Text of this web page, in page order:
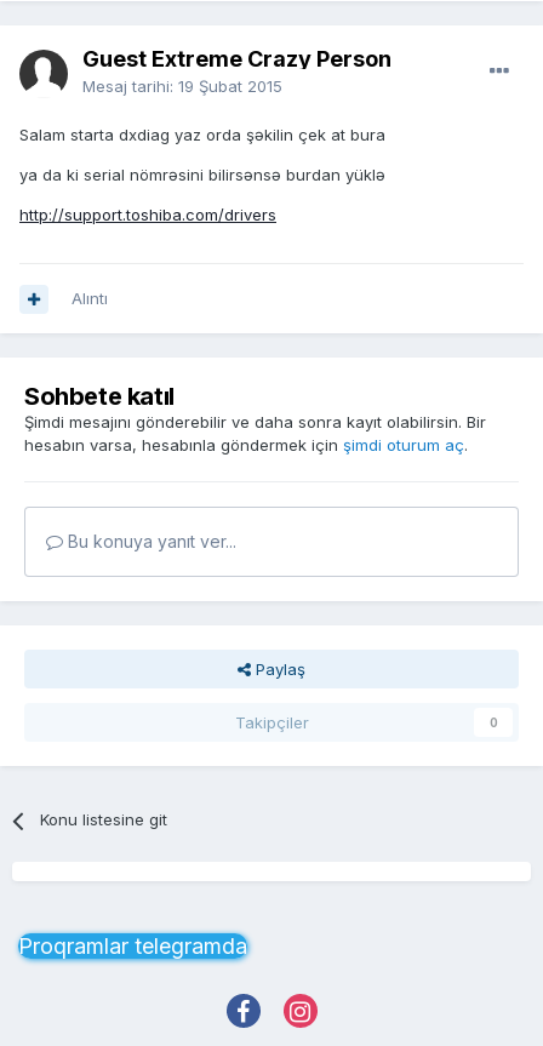
Guest Extreme Crazy Person
Mesaj tarihi: 19 Şubat 2015
Salam starta dxdiag yaz orda şəkilin çek at bura
ya da ki serial nömrəsini bilirsənsə burdan yüklə
http://support.toshiba.com/drivers
Alıntı
Sohbete katıl
Şimdi mesajını gönderebilir ve daha sonra kayıt olabilirsin. Bir
hesabın varsa, hesabınla göndermek için şimdi oturum aç.
Bu konuya yanıt ver...
Paylaş
Takipçiler 0
Konu listesine git
Proqramlar telegramda